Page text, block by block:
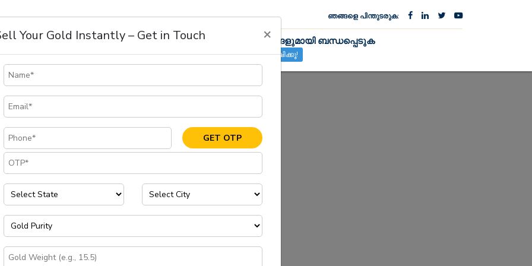
ചെയ്യുക
വാൻ
ഞങ്ങളെ പിന്തുടരുക:
ഞങ്ങളുമായി ബന്ധപ്പെടുക
ഇപ്പോൾ അന്വേഷിക്കൂ!
for gold
Your Gold Instantly – Get in Touch ×
GET OTP